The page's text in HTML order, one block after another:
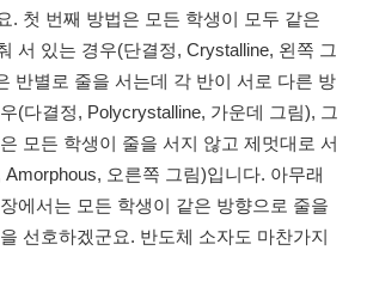
. 첫 번째 방법은 모든 학생이 모두 같은
서 있는 경우(단결정, Crystalline, 왼쪽 그
반별로 줄을 서는데 각 반이 서로 다른 방
(다결정, Polycrystalline, 가운데 그림), 그
모든 학생이 줄을 서지 않고 제멋대로 서
오른쪽 그림)입니다. 아무래
에서는 모든 학생이 같은 방향으로 줄을
선호하겠군요. 반도체 소자도 마찬가지